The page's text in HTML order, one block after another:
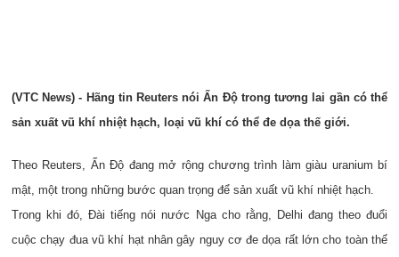
(VTC News) - Hãng tin Reuters nói Ấn Độ trong tương lai gần có thể
sản xuất vũ khí nhiệt hạch, loại vũ khí có thể đe dọa thế giới.
Theo Reuters, Ấn Độ đang mở rộng chương trình làm giàu uranium bí
mật, một trong những bước quan trọng để sản xuất vũ khí nhiệt hạch.
Trong khi đó, Đài tiếng nói nước Nga cho rằng, Delhi đang theo đuổi
cuộc chạy đua vũ khí hạt nhân gây nguy cơ đe dọa rất lớn cho toàn thế